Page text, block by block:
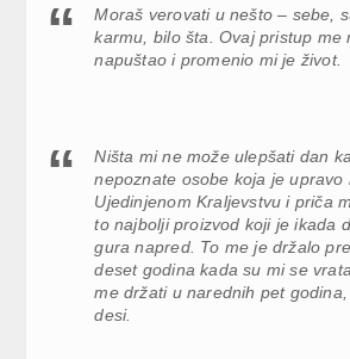
Moraš verovati u nešto – sebe,
karmu, bilo šta. Ovaj pristup me
napuštao i promenio mi je život.
Ništa mi ne može ulepšati dan
nepoznate osobe koja je upravo
Ujedinjenom Kraljevstvu i priča
to najbolji proizvod koji je ikada
gura napred. To me je držalo
deset godina kada su mi se
me držati u narednih pet
desi.